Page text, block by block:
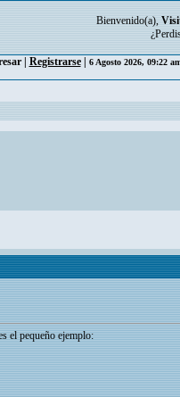
Bienvenido(a),
| Registrarse| 6 Agosto 2026, 09:22
el pequeño ejemplo: